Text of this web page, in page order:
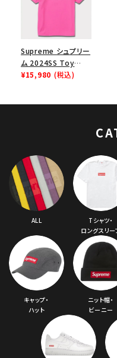
Supreme シュプリー
ム 2024SS Toy
Machine Devil Cat
¥15,980 (税込)
ALL
Tシャツ・
ロングスリー
キャップ・
ハット
ニット帽・
ビーニー